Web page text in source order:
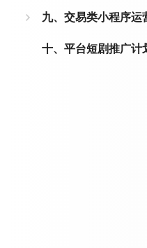
九、交易类小程序运
十、平台短剧推广计